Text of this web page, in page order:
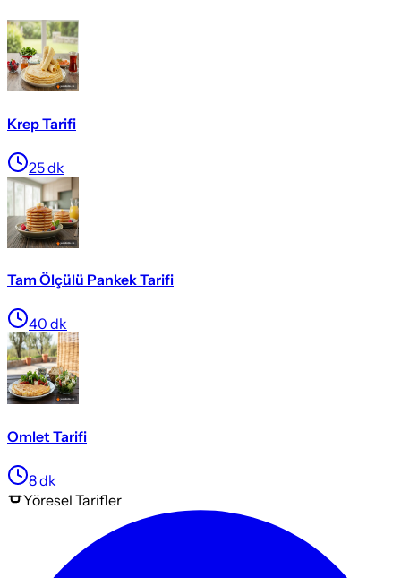
Krep Tarifi
25dk
Tam Ölçülü Pankek Tarifi
40 dk
Omlet Tarifi
8dk
Yöresel Tarifler